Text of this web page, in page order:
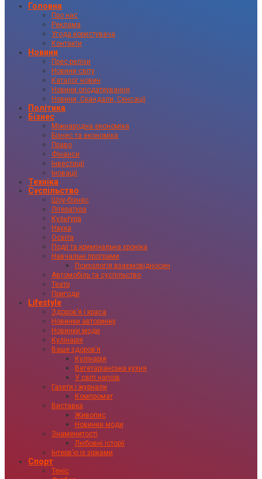
Головна
Про нас
Реклама
Угода користувача
Контакти
Новини
Прес-релізи
Новини світу
Каталог новин
Новини оподаткування
Новини, Скандали, Сенсації
Політика
Бізнес
Міжнародна економіка
Бізнес та економіка
Право
Фінанси
Інвестиції
Іновації
Техніка
Суспільство
Шоу-бізнес
Література
Культура
Наука
Освіта
Події та кримінальна хроніка
Навчальні програми
Психологія взаємовідносин
Автомобіль та суспільство
Театр
Пригоди
Lifestyle
Здоровʼя і краса
Новинки авторинку
Новинки моди
Кулінарія
Ваше здоровʼя
Кулінарія
Вегетаріанська кухня
У світі напоїв
Газети і журнали
Компромат
Виставка
Живопис
Новинки моди
Знаменитості
Любовні історії
Інтервʼю із зірками
Спорт
Теніс